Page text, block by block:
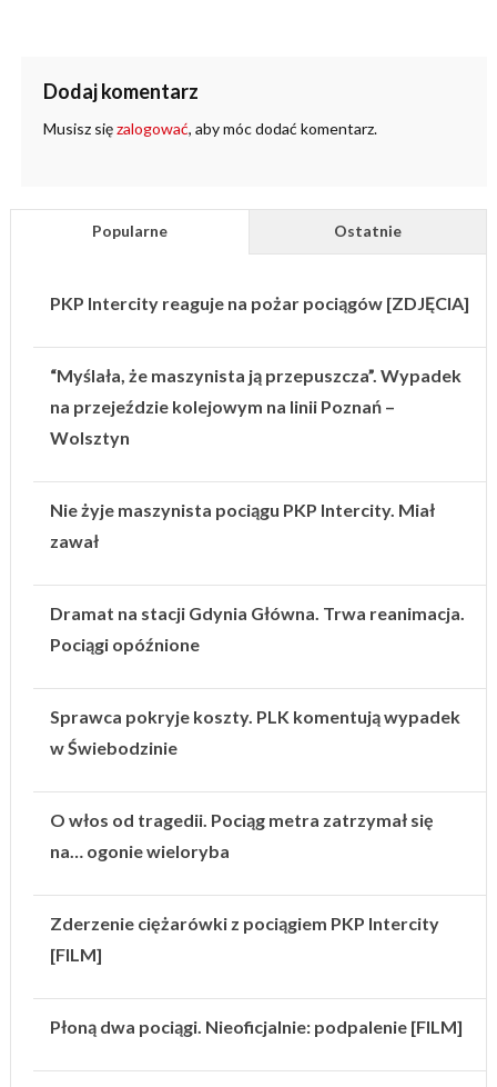
Dodaj komentarz
Musisz sięzalogować, aby móc dodać komentarz.
Popularne Ostatnie
PKP Intercity reaguje na pożar pociągów [ZDJĘCIA]
“Myślała, że maszynista ją przepuszcza”. Wypadek
na przejeździe kolejowym na linii Poznań –
Wolsztyn
Nie żyje maszynista pociągu PKP Intercity. Miał
zawał
Dramat na stacji Gdynia Główna. Trwa reanimacja.
Pociągi opóźnione
Sprawca pokryje koszty. PLK komentują wypadek
w Świebodzinie
O włos od tragedii. Pociąg metra zatrzymał się
na… ogonie wieloryba
Zderzenie ciężarówki z pociągiem PKP Intercity
[FILM]
Płoną dwa pociągi. Nieoficjalnie: podpalenie [FILM]